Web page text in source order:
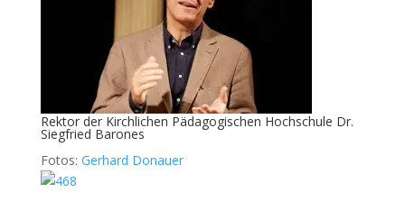
Rektor der Kirchlichen Pädagogischen Hochschule Dr.
Siegfried Barones
Fotos: Gerhard Donauer